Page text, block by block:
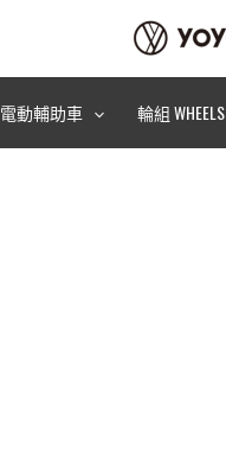
電動輔助車 輪組 WHEELS